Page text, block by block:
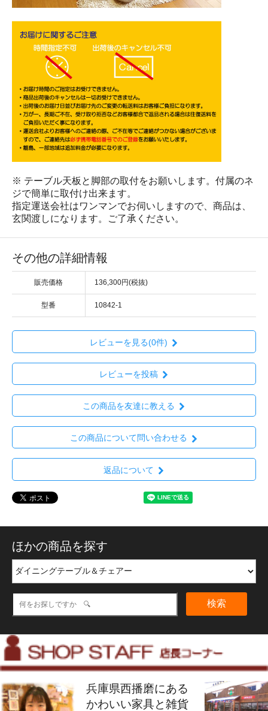
※ テーブル天板と脚部の取付をお願いします。付属のネ
ジで簡単に取付け出来ます。
指定運送会社はワンマンでお伺いしますので、商品は、
玄関渡しになります。ご了承ください。
その他の詳細情報
販売価格 136,300円(税抜)
型番 10842-1
レビューを見る(0件)
レビューを投稿
この商品を友達に教える
この商品について問い合わせる
返品について
ほかの商品を探す
検索
兵庫県西播磨にある
かわいい家具と雑貨